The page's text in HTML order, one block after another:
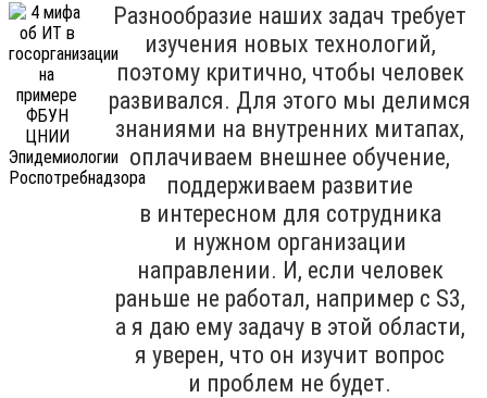
Разнообразие наших задач требует
изучения новых технологий,
поэтому критично, чтобы человек
развивался. Для этого мы делимся
знаниями на внутренних митапах,
оплачиваем внешнее обучение,
поддерживаем развитие
в интересном для сотрудника
и нужном организации
направлении. И, если человек
раньше не работал, например с S3,
а я даю ему задачу в этой области,
я уверен, что он изучит вопрос
и проблем не будет.